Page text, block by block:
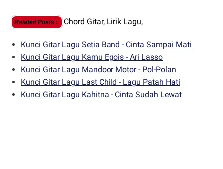
Related Posts : Chord Gitar, Lirik Lagu,
Kunci Gitar Lagu Setia Band - Cinta Sampai Mati
Kunci Gitar Lagu Kamu Egois - Ari Lasso
Kunci Gitar Lagu Mandoor Motor - Pol-Polan
Kunci Gitar Lagu Last Child - Lagu Patah Hati
Kunci Gitar Lagu Kahitna - Cinta Sudah Lewat